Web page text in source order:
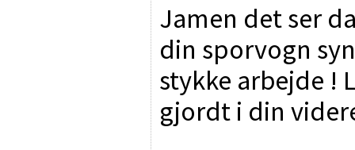
Jamen det ser
din sporvogn
stykke arbejde !
gjordt i din